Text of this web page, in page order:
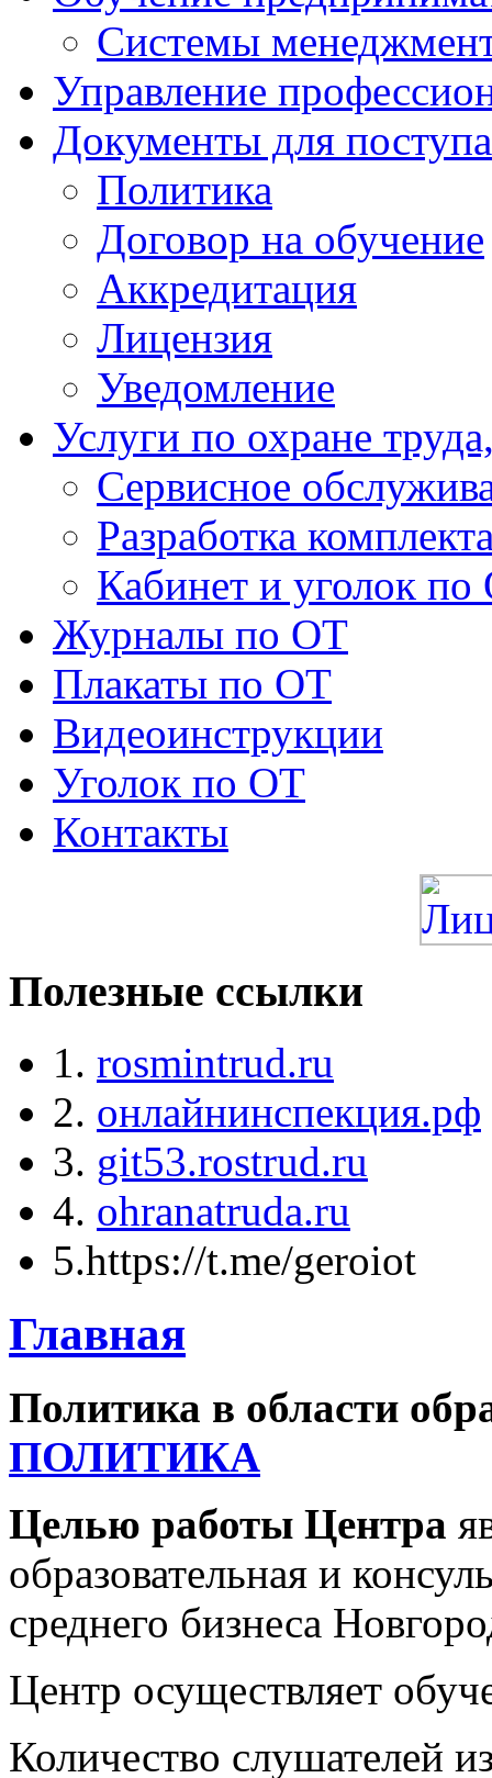
Системы
Управление
Документы для
Политика
Договор на обучение
Аккредитация
Лицензия
Уведомление
Услуги по охране
Сервисное
Разработка
Кабинет и уголок
Журналы по ОТ
Плакаты по ОТ
Видеоинструкции
Уголок по ОТ
Контакты
Полезные ссылки
1. rosmintrud.ru
2. онлайнинспекция.рф
3. git53.rostrud.ru
4. ohranatruda.ru
5.https://t.me/geroiot
Главная
Политика в области
ПОЛИТИКА
Целью работы Центра
образовательная и
среднего бизнеса
Центр осуществляет
Количество слушателей